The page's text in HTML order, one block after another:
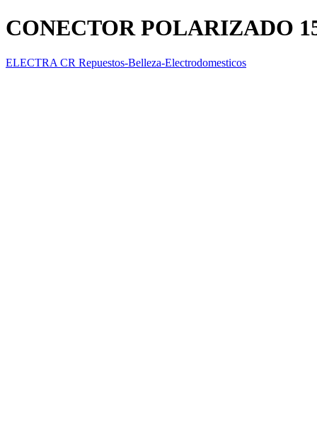
CONECTOR POLARIZADO
ELECTRA CR Repuestos-Belleza-Electrodomesticos